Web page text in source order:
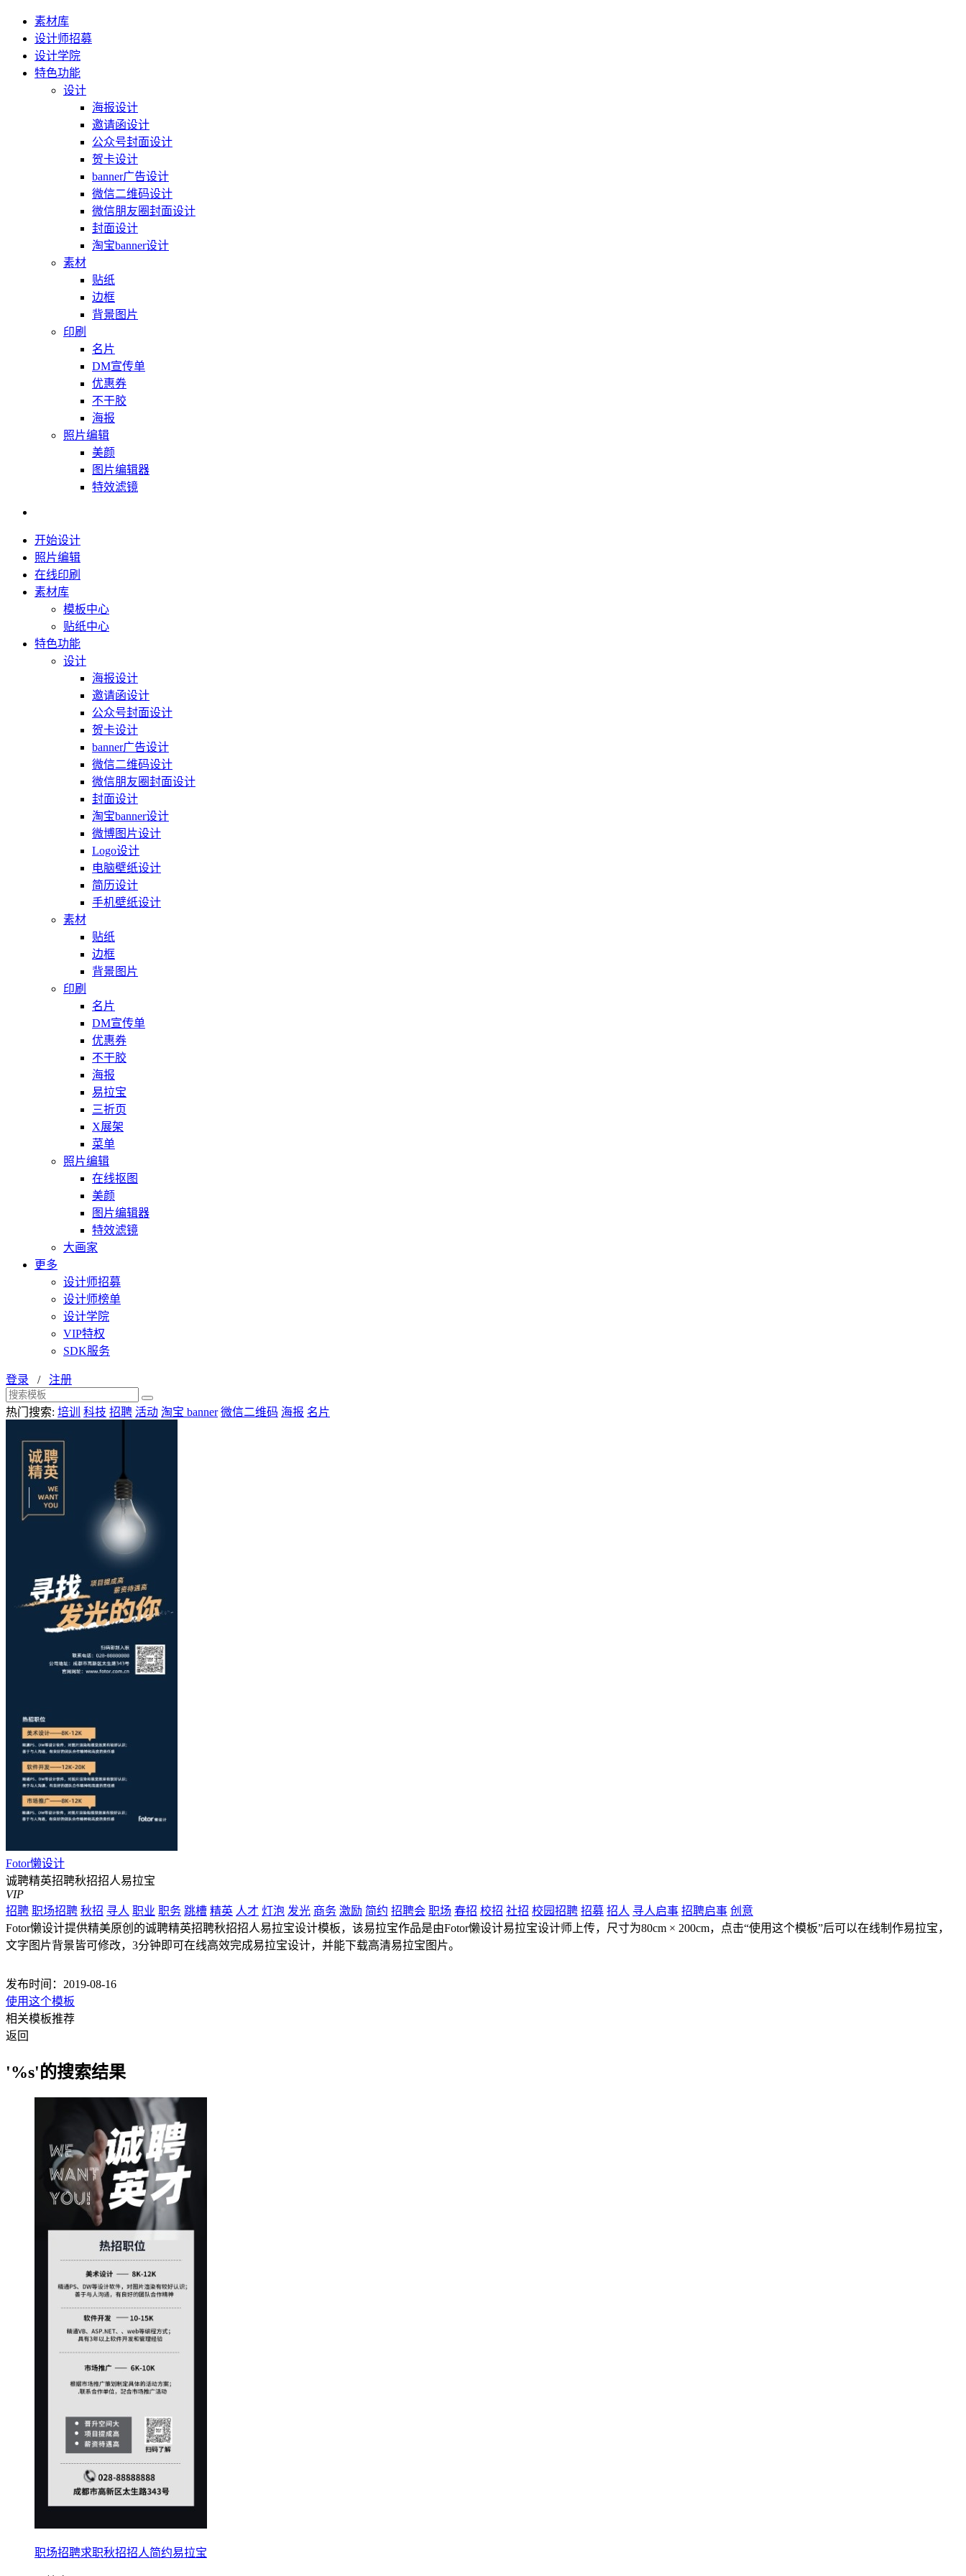
素材库
设计师招募
设计学院
特色功能
设计
海报设计
邀请函设计
公众号封面设计
贺卡设计
banner广告设计
微信二维码设计
微信朋友圈封面设计
封面设计
淘宝banner设计
素材
贴纸
边框
背景图片
印刷
名片
DM宣传单
优惠券
不干胶
海报
照片编辑
美颜
图片编辑器
特效滤镜
开始设计
照片编辑
在线印刷
素材库
模板中心
贴纸中心
特色功能
设计
海报设计
邀请函设计
公众号封面设计
贺卡设计
banner广告设计
微信二维码设计
微信朋友圈封面设计
封面设计
淘宝banner设计
微博图片设计
Logo设计
电脑壁纸设计
简历设计
手机壁纸设计
素材
贴纸
边框
背景图片
印刷
名片
DM宣传单
优惠券
不干胶
海报
易拉宝
三折页
X展架
菜单
照片编辑
在线抠图
美颜
图片编辑器
特效滤镜
大画家
更多
设计师招募
设计师榜单
设计学院
VIP特权
SDK服务
登录 / 注册
热门搜索: 培训 科技 招聘 活动 淘宝 banner 微信二维码 海报 名片
Fotor懒设计
诚聘精英招聘秋招招人易拉宝
VIP
招聘 职场招聘 秋招 寻人 职业 职务 跳槽 精英 人才 灯泡 发光 商务 激励 简约 招聘会 职场 春招 校招 社招 校园招聘 招募 招人 寻人启事 招聘启事 创意
Fotor懒设计提供精美原创的诚聘精英招聘秋招招人易拉宝设计模板，该易拉宝作品是由Fotor懒设计易拉宝设计师上传，尺寸为80cm × 200cm，点击“使用这个模板”后可以在线制作易拉宝，
文字图片背景皆可修改，3分钟即可在线高效完成易拉宝设计，并能下载高清易拉宝图片。
发布时间：2019-08-16
使用这个模板
相关模板推荐
返回
'%s'的搜索结果
职场招聘求职秋招招人简约易拉宝